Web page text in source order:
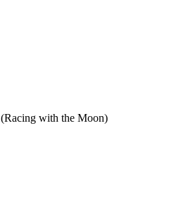
(Racing with the Moon)